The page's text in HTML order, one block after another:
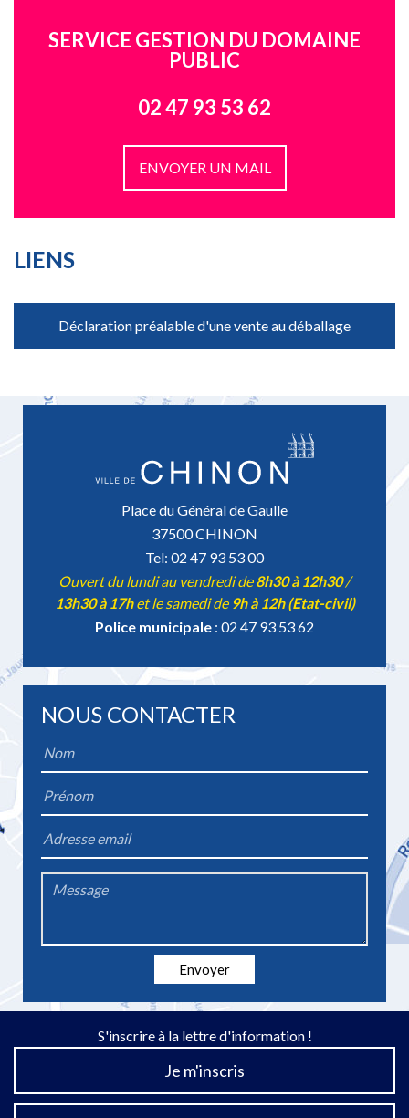
SERVICE GESTION DU DOMAINE
PUBLIC
02 47 93 53 62
ENVOYER UN MAIL
LIENS
Déclaration préalable d'une vente au déballage
Place du Général de Gaulle
37500 CHINON
Tel: 02 47 93 53 00
Ouvert du lundi au vendredi de8h30 à 12h30/
13h30 à 17het le samedi de 9h à 12h (Etat-civil)
Police municipale : 02 47 93 53 62
NOUS CONTACTER
*
*
Envoyer
S'inscrire à la lettre d'information !
Je m'inscris